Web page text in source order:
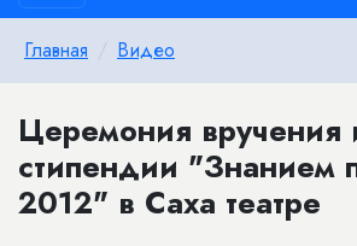
Главная Видео
Церемония вручения
стипендии "Знанием
2012" в Саха театре